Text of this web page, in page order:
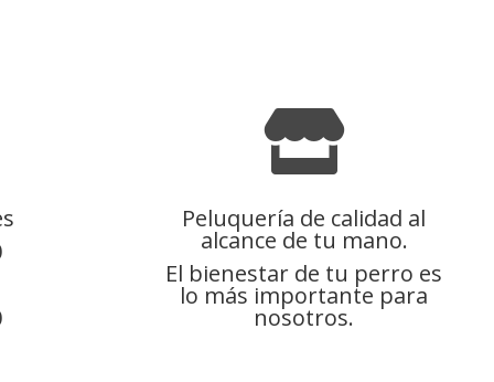

Peluquería de calidad al
alcance de tu mano.
El bienestar de tu perro es
lo más importante para
nosotros.